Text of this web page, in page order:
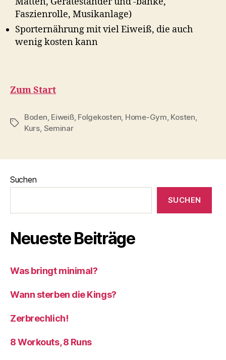
Faszienrolle, Musikanlage)
Sporternährung mit viel Eiweiß, die auch
wenig kosten kann
Zum Start
Schlagwörter
Boden, Eiweiß, Folgekosten, Home-Gym, Kosten,
Kurs, Seminar
Suchen
SUCHEN
Neueste Beiträge
Was bringt minimal?
Wann sterben die Kings?
Zerbrechlich!
8 Workouts, 8 Runs